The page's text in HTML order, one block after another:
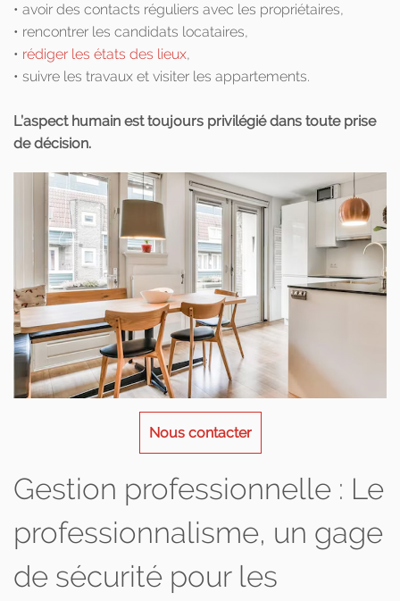
• avoir des contacts réguliers avec les propriétaires,
• rencontrer les candidats locataires,
• rédiger les états des lieux,
• suivre les travaux et visiter les appartements.
L’aspect humain est toujours privilégié dans toute prise
de décision.
Nous contacter
Gestion professionnelle : Le
professionnalisme, un gage
de sécurité pour les